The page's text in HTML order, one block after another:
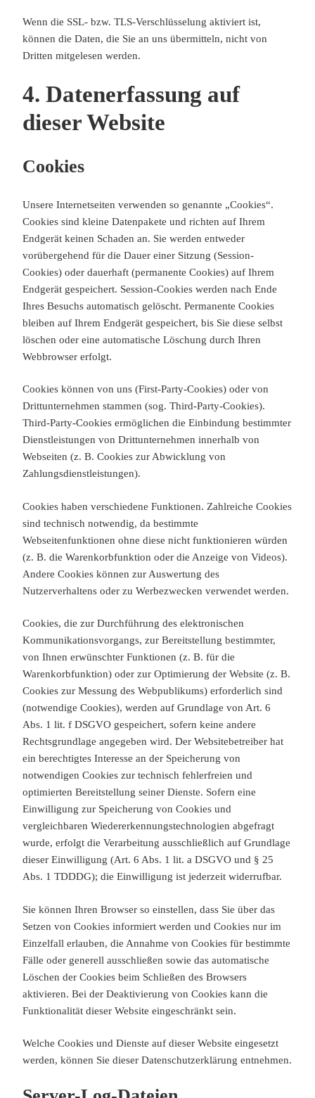
Wenn die SSL- bzw. TLS-Verschlüsselung aktiviert ist,
können die Daten, die Sie an uns übermitteln, nicht von
Dritten mitgelesen werden.
4. Datenerfassung auf
dieser Website
Cookies
Unsere Internetseiten verwenden so genannte „Cookies“.
Cookies sind kleine Datenpakete und richten auf Ihrem
Endgerät keinen Schaden an. Sie werden entweder
vorübergehend für die Dauer einer Sitzung (Session-
Cookies) oder dauerhaft (permanente Cookies) auf Ihrem
Endgerät gespeichert. Session-Cookies werden nach Ende
Ihres Besuchs automatisch gelöscht. Permanente Cookies
bleiben auf Ihrem Endgerät gespeichert, bis Sie diese selbst
löschen oder eine automatische Löschung durch Ihren
Webbrowser erfolgt.
Cookies können von uns (First-Party-Cookies) oder von
Drittunternehmen stammen (sog. Third-Party-Cookies).
Third-Party-Cookies ermöglichen die Einbindung bestimmter
Dienstleistungen von Drittunternehmen innerhalb von
Webseiten (z. B. Cookies zur Abwicklung von
Zahlungsdienstleistungen).
Cookies haben verschiedene Funktionen. Zahlreiche Cookies
sind technisch notwendig, da bestimmte
Webseitenfunktionen ohne diese nicht funktionieren würden
(z. B. die Warenkorbfunktion oder die Anzeige von Videos).
Andere Cookies können zur Auswertung des
Nutzerverhaltens oder zu Werbezwecken verwendet werden.
Cookies, die zur Durchführung des elektronischen
Kommunikationsvorgangs, zur Bereitstellung bestimmter,
von Ihnen erwünschter Funktionen (z. B. für die
Warenkorbfunktion) oder zur Optimierung der Website (z. B.
Cookies zur Messung des Webpublikums) erforderlich sind
(notwendige Cookies), werden auf Grundlage von Art. 6
Abs. 1 lit. f DSGVO gespeichert, sofern keine andere
Rechtsgrundlage angegeben wird. Der Websitebetreiber hat
ein berechtigtes Interesse an der Speicherung von
notwendigen Cookies zur technisch fehlerfreien und
optimierten Bereitstellung seiner Dienste. Sofern eine
Einwilligung zur Speicherung von Cookies und
vergleichbaren Wiedererkennungstechnologien abgefragt
wurde, erfolgt die Verarbeitung ausschließlich auf Grundlage
dieser Einwilligung (Art. 6 Abs. 1 lit. a DSGVO und § 25
Abs. 1 TDDDG); die Einwilligung ist jederzeit widerrufbar.
Sie können Ihren Browser so einstellen, dass Sie über das
Setzen von Cookies informiert werden und Cookies nur im
Einzelfall erlauben, die Annahme von Cookies für bestimmte
Fälle oder generell ausschließen sowie das automatische
Löschen der Cookies beim Schließen des Browsers
aktivieren. Bei der Deaktivierung von Cookies kann die
Funktionalität dieser Website eingeschränkt sein.
Welche Cookies und Dienste auf dieser Website eingesetzt
werden, können Sie dieser Datenschutzerklärung entnehmen.